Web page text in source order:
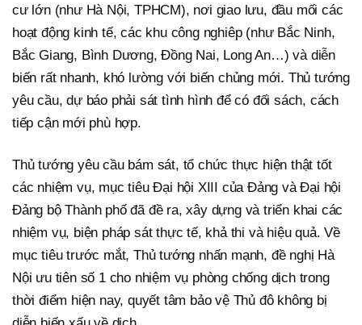
cư lớn (như Hà Nội, TPHCM), nơi giao lưu, đầu mối các
hoạt động kinh tế, các khu công nghiêp (như Bắc Ninh,
Bắc Giang, Bình Dương, Đồng Nai, Long An…) và diễn
biến rất nhanh, khó lường với biến chủng mới. Thủ tướng
yêu cầu, dự báo phải sát tình hình để có đối sách, cách
tiếp cận mới phù hợp.
Thủ tướng yêu cầu bám sát, tổ chức thực hiện thật tốt
các nhiệm vụ, mục tiêu Đại hội XIII của Đảng và Đại hội
Đảng bộ Thành phố đã đề ra, xây dựng và triển khai các
nhiệm vụ, biện pháp sát thực tế, khả thi và hiệu quả. Về
mục tiêu trước mắt, Thủ tướng nhấn mạnh, đề nghị Hà
Nội ưu tiên số 1 cho nhiệm vụ phòng chống dịch trong
thời điểm hiện nay, quyết tâm bảo vệ Thủ đô không bị